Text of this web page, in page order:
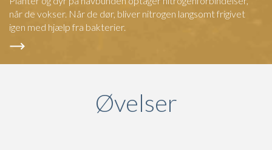
når de vokser. Når de dør, bliver nitrogen langsomt frigivet
igen med hjælp fra bakterier.
Øvelser